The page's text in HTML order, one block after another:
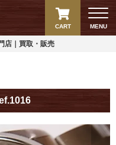
MENU
CART
店｜買取・販売